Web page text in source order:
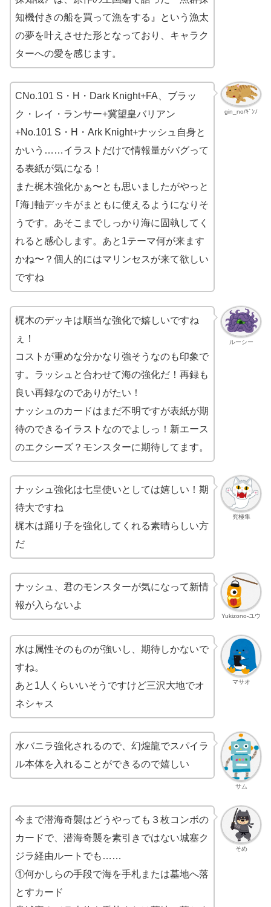
知機付きの船を買って漁をする』という漁太
の夢を叶えさせた形となっており、キャラク
ターへの愛を感じます。
gin_no/ｷﾞﾝﾉ
CNo.101 S・H・Dark Knight+FA、ブラッ
ク・レイ・ランサー+冀望皇バリアン
+No.101 S・H・Ark Knight+ナッシュ自身と
かいう……イラストだけで情報量がバグって
る表紙が気になる！
また梶木強化かぁ〜とも思いましたがやっと
｢海｣軸デッキがまともに使えるようになりそ
うです。あそこまでしっかり海に固執してく
れると感心します。あと1テーマ何が来ます
かね〜？個人的にはマリンセスが来て欲しい
ですね
ルーシー
梶木のデッキは順当な強化で嬉しいですね
ぇ！
コストが重めな分かなり強そうなのも印象で
す。ラッシュと合わせて海の強化だ！再録も
良い再録なのでありがたい！
ナッシュのカードはまだ不明ですが表紙が期
待のできるイラストなのでよしっ！新エース
のエクシーズ？モンスターに期待してます。
究極隼
ナッシュ強化は七皇使いとしては嬉しい！期
待大ですね
梶木は踊り子を強化してくれる素晴らしい方
だ
Yukizono-ユウ
ナッシュ、君のモンスターが気になって新情
報が入らないよ
マサオ
水は属性そのものが強いし、期待しかないで
すね。
あと1人くらいいそうですけど三沢大地でオ
ネシャス
サム
水バニラ強化されるので、幻煌龍でスパイラ
ル本体を入れることができるので嬉しい
そめ
今まで潜海奇襲はどうやっても３枚コンボの
カードで、潜海奇襲を素引きではない城塞ク
ジラ経由ルートでも……
①何かしらの手段で海を手札または墓地へ落
とすカード